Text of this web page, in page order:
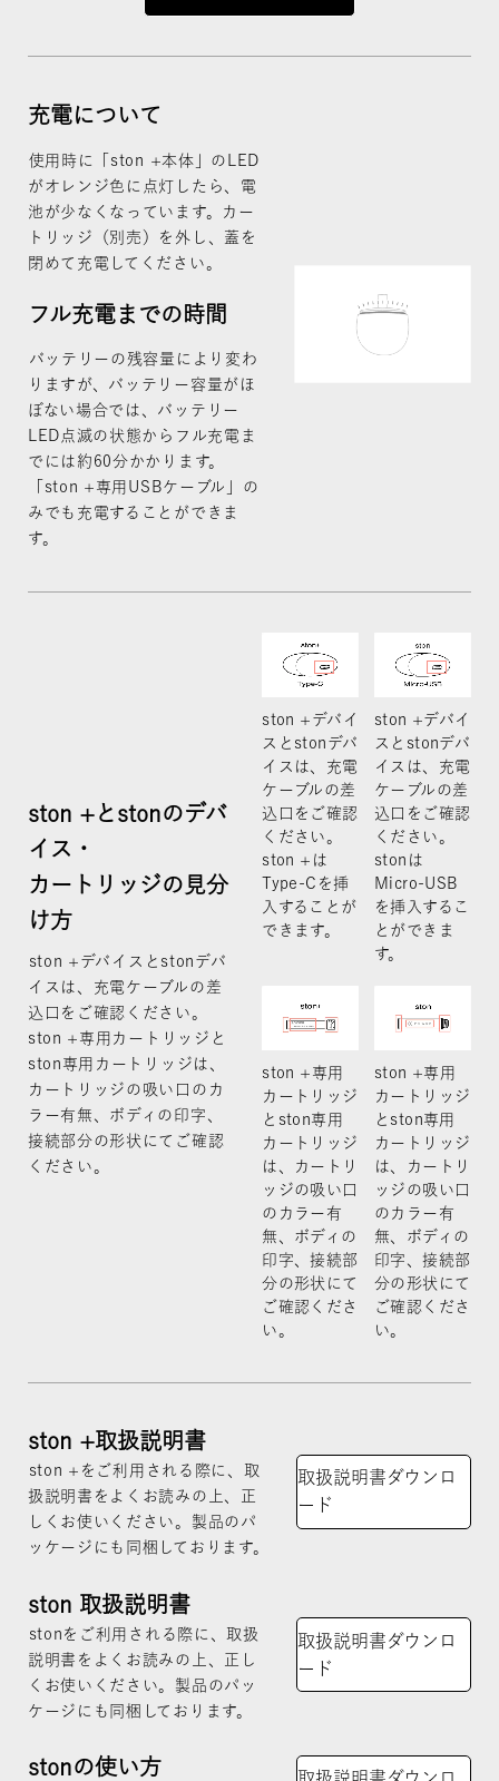
充電について
使用時に「ston +本体」のLED
がオレンジ色に点灯したら、電
池が少なくなっています。カー
トリッジ（別売）を外し、蓋を
閉めて充電してください。
フル充電までの時間
バッテリーの残容量により変わ
りますが、バッテリー容量がほ
ぼない場合では、バッテリー
LED点滅の状態からフル充電ま
でには約60分かかります。
「ston +専用USBケーブル」の
みでも充電することができま
す。
ston +とstonのデバ
イス・
カートリッジの見分
け方
ston +デバイスとstonデバ
イスは、充電ケーブルの差
込口をご確認ください。
ston +専用カートリッジと
ston専用カートリッジは、
カートリッジの吸い口のカ
ラー有無、ボディの印字、
接続部分の形状にてご確認
ください。
ston +デバイ
スとstonデバ
イスは、充電
ケーブルの差
込口をご確認
ください。
ston +は
Type-Cを挿
入することが
できます。
ston +デバイ
スとstonデバ
イスは、充電
ケーブルの差
込口をご確認
ください。
stonは
Micro-USB
を挿入するこ
とができま
す。
ston +専用
カートリッジ
とston専用
カートリッジ
は、カートリ
ッジの吸い口
のカラー有
無、ボディの
印字、接続部
分の形状にて
ご確認くださ
い。
ston +専用
カートリッジ
とston専用
カートリッジ
は、カートリ
ッジの吸い口
のカラー有
無、ボディの
印字、接続部
分の形状にて
ご確認くださ
い。
ston +取扱説明書
ston +をご利用される際に、取
扱説明書をよくお読みの上、正
しくお使いください。製品のパ
ッケージにも同梱しております。
取扱説明書ダウンロ
ード
ston 取扱説明書
stonをご利用される際に、取扱
説明書をよくお読みの上、正し
くお使いください。製品のパッ
ケージにも同梱しております。
取扱説明書ダウンロ
ード
stonの使い方